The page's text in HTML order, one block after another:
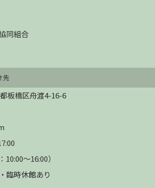
同組合
先
板橋区舟渡4-16-6
10:00～16:00）
臨時休館あり